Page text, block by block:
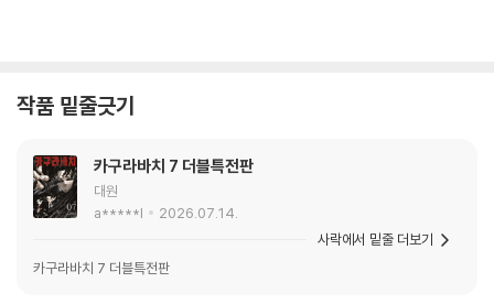
작품 밑줄긋기
카구라바치 7 더블특전판
대원
a*****l
2026.07.14.
카구라바치 7 더블특전판
사락에서 밑줄 더보기